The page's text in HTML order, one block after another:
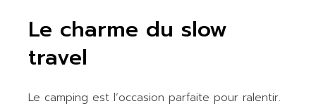
Le charme du slow
travel
Le camping est l’occasion parfaite pour ralentir.